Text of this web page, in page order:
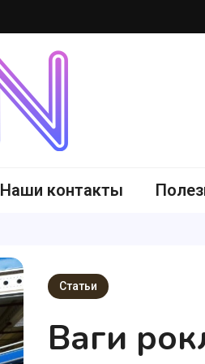
Наши контакты
Статьи
Ваги